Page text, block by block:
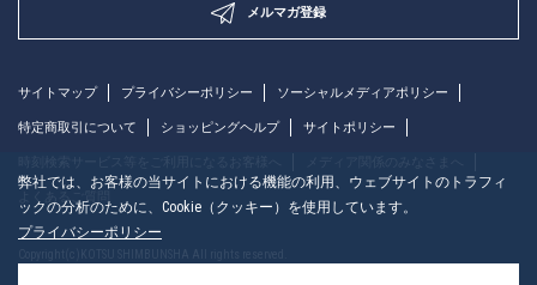
メルマガ登録
サイトマップ プライバシーポリシー ソーシャルメディアポリシー
特定商取引について ショッピングヘルプ サイトポリシー
よくあるご質問
弊社では、お客様の当サイトにおける機能の利用、ウェブサイトのトラフィ
ックの分析のために、Cookie（クッキー）を使用しています。
プライバシーポリシー